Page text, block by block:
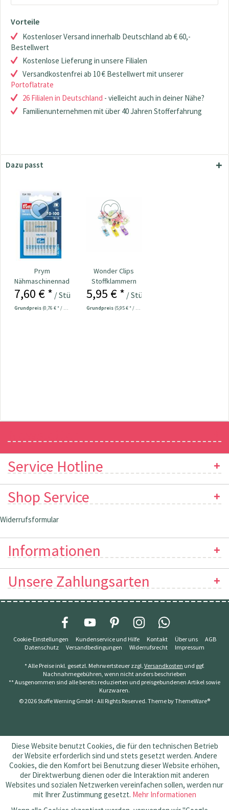
Vorteile
Kostenloser Versand innerhalb Deutschland ab € 60,-
Bestellwert
Kostenlose Lieferung in unsere Filialen
Versandkostenfrei ab 10 € Bestellwert mit unserer
Portoflatrate
26 Filialen in Deutschland - vielleicht auch in deiner Nähe?
Familienunternehmen mit über 40 Jahren Stofferfahrung
Dazu passt
Prym
Nähmaschinennadeln
130/705
Universal...
7,60 € * / Stück
Grundpreis (0,76 € * / 1 Stück)
Wonder Clips
Stoffklammern
klein - 20 Stück
5,95 € * / Stück
Grundpreis (5,95 € * / 1 Stück)
Service Hotline
Shop Service
Widerrufsformular
Informationen
Unsere Zahlungsarten
Cookie-Einstellungen Kundenservice und Hilfe Kontakt Über uns
AGB
Datenschutz
Versandbedingungen Widerrufsrecht Impressum
* Alle Preise inkl. gesetzl. Mehrwertsteuer zzgl. Versandkosten und ggf.
Nachnahmegebühren, wenn nicht anders beschrieben
** Ausgenommen sind alle bereits reduzierten und preisgebundenen Artikel sowie
Kurzwaren.
© 2026 Stoffe Werning GmbH - All Rights Reserved. Theme byThemeWare®
Diese Website benutzt Cookies, die für den technischen Betrieb
der Website erforderlich sind und stets gesetzt werden. Andere
Cookies, die den Komfort bei Benutzung dieser Website erhöhen,
der Direktwerbung dienen oder die Interaktion mit anderen
Websites und sozialen Netzwerken vereinfachen sollen, werden nur
mit Ihrer Zustimmung gesetzt. Mehr Informationen